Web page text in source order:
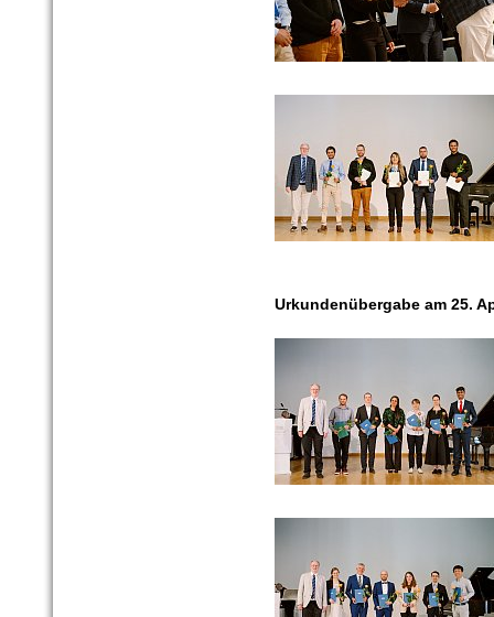
Urkundenübergabe am 25.